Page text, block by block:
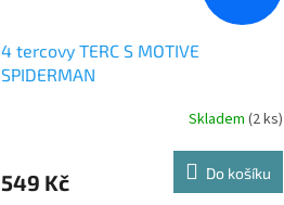
4 tercovy TERC S MOTIVE
SPIDERMAN
Skladem (2 ks)
549 Kč Do košíku